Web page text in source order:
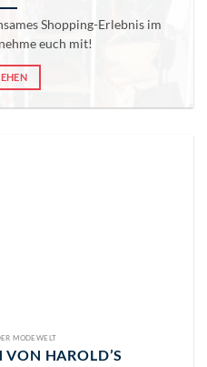
Shopping-Erlebnis im
euch mit!
MODEWELT
VON HAROLD’S